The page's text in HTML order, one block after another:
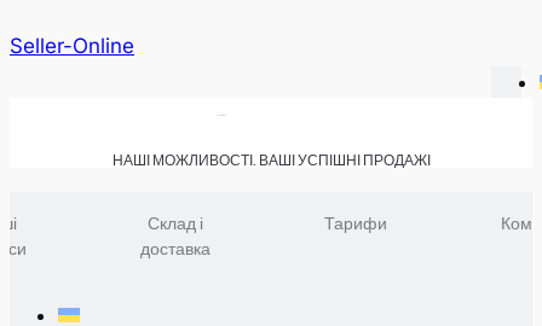
Seller-Online
НАШІ МОЖЛИВОСТІ. ВАШІ УСПІШНІ ПРОДАЖІ
Склад і
доставка
Тарифи